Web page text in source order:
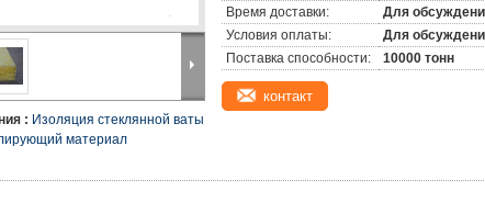
: Изоляция стеклянной ваты
материал
Время доставки:
Для
Условия оплаты:
Для
Поставка способности:
10000 тонн
контакт